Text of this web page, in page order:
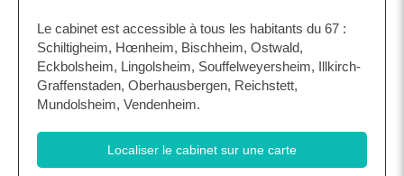
Le cabinet est accessible à tous les habitants du 67 :
Schiltigheim, Hœnheim, Bischheim, Ostwald,
Eckbolsheim, Lingolsheim, Souffelweyersheim, Illkirch-
Graffenstaden, Oberhausbergen, Reichstett,
Mundolsheim, Vendenheim.
Localiser le cabinet sur une carte